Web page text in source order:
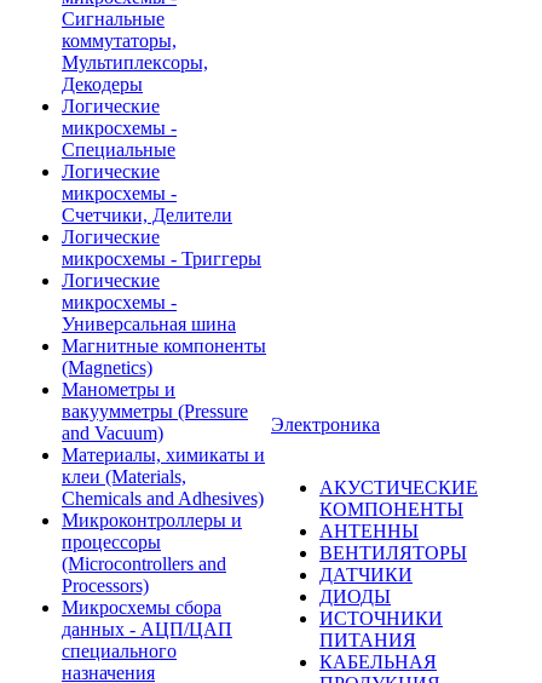
Сигнальные
коммутаторы,
Мультиплексоры,
Декодеры
Логические
микросхемы -
Специальные
Логические
микросхемы -
Счетчики, Делители
Логические
микросхемы - Триггеры
Логические
микросхемы -
Универсальная шина
Магнитные компоненты
(Magnetics)
Манометры и
вакуумметры (Pressure
and Vacuum)
Материалы, химикаты и
клеи (Materials,
Chemicals and Adhesives)
Микроконтроллеры и
процессоры
(Microcontrollers and
Processors)
Микросхемы сбора
данных - АЦП/ЦАП
специального
назначения
Электроника
АКУСТИЧЕСКИЕ
КОМПОНЕНТЫ
АНТЕННЫ
ВЕНТИЛЯТОРЫ
ДАТЧИКИ
ДИОДЫ
ИСТОЧНИКИ
ПИТАНИЯ
КАБЕЛЬНАЯ